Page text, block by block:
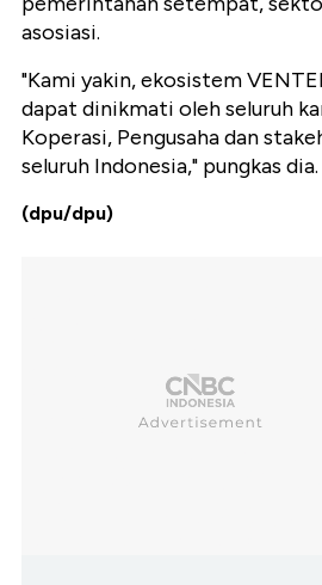
asosiasi.
"Kami yakin, ekosistem
dapat dinikmati oleh seluruh
Koperasi, Pengusaha dan
seluruh Indonesia," pungkas dia.
(dpu/dpu)